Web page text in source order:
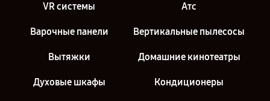
VR системы Атс
Варочные панели Вертикальные пылесосы
Вытяжки Домашние кинотеатры
Духовые шкафы Кондиционеры